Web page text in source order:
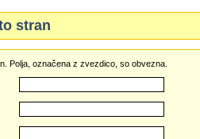
stran
Polja, označena z zvezdico, so obvezna.